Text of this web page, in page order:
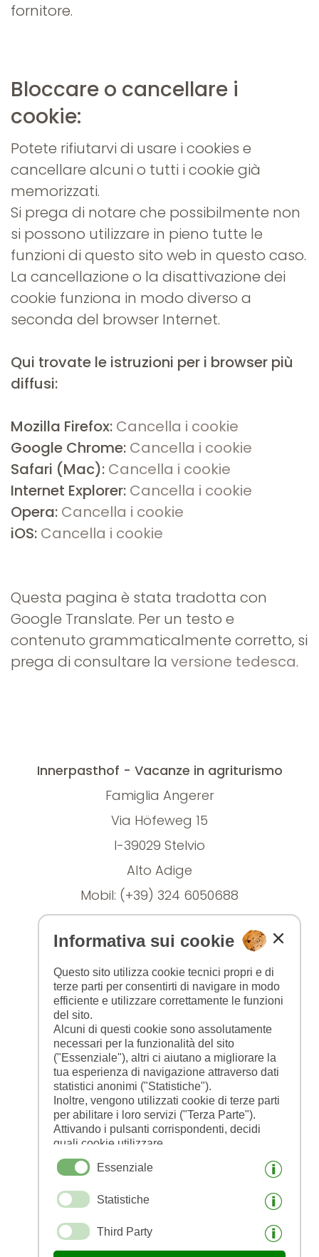
Informativa sui cookie
Questo sito utilizza cookie tecnici propri e di
terze parti per consentirti di navigare in modo
efficiente e utilizzare correttamente le funzioni
del sito.
Alcuni di questi cookie sono assolutamente
necessari per la funzionalità del sito
("Essenziale"), altri ci aiutano a migliorare la
tua esperienza di navigazione attraverso dati
statistici anonimi ("Statistiche").
Inoltre, vengono utilizzati cookie di terze parti
per abilitare i loro servizi ("Terza Parte").
Attivando i pulsanti corrispondenti, decidi
quali cookie utilizzare.
Cliccando su "Accetta tutto", "Salva
selezione" o "Rifiuta selezione", dichiari di
Il tuo consenso Puoi revocarlo in qualsiasi
Essenziale
Statistiche
Third Party
fornitore.
Bloccare o cancellare i
cookie:
Potete rifiutarvi di usare i cookies e
cancellare alcuni o tutti i cookie già
memorizzati.
Si prega di notare che possibilmente non
si possono utilizzare in pieno tutte le
funzioni di questo sito web in questo caso.
La cancellazione o la disattivazione dei
cookie funziona in modo diverso a
seconda del browser Internet.
Qui trovate le istruzioni per i browser più
diffusi:
Mozilla Firefox: Cancella i cookie
Google Chrome: Cancella i cookie
Safari (Mac): Cancella i cookie
Internet Explorer: Cancella i cookie
Opera: Cancella i cookie
iOS: Cancella i cookie
Questa pagina è stata tradotta con
Google Translate. Per un testo e
contenuto grammaticalmente corretto, si
prega di consultare la versione tedesca.
Innerpasthof - Vacanze in agriturismo
Famiglia Angerer
Via Höfeweg 15
I-39029 Stelvio
Alto Adige
Mobil: (+39) 324 6050688
E-Mail:info@innerpasthof.com
CIN: IT021095B52FHKMHRC